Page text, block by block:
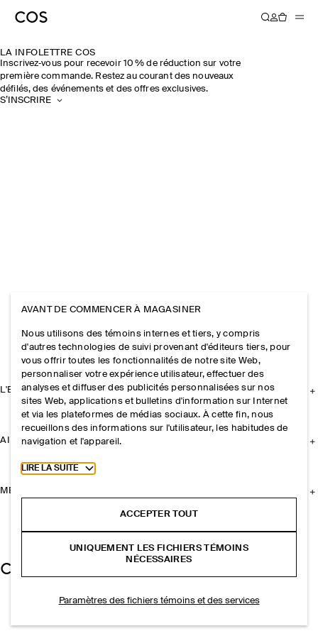
LA INFOLETTRE COS
Inscrivez‑vous pour recevoir 10 % de réduction sur votre
première commande. Restez au courant des nouveaux
défilés, des événements et des offres exclusives.
S’INSCRIRE
L'ENTREPRISE
AIDE
MENTIONS LÉGALES
AVANT DE COMMENCER À MAGASINER
Nous utilisons des témoins internes et tiers, y compris
d'autres technologies de suivi provenant d'éditeurs tiers, pour
vous offrir toutes les fonctionnalités de notre site Web,
personnaliser votre expérience utilisateur, effectuer des
analyses et diffuser des publicités personnalisées sur nos
sites Web, applications et bulletins d'information sur Internet
et via les plateformes de médias sociaux. À cette fin, nous
recueillons des informations sur l'utilisateur, les habitudes de
navigation et l'appareil.
Toggle more cookie information
LIRE LA SUITE
ACCEPTER TOUT
UNIQUEMENT LES FICHIERS TÉMOINS
NÉCESSAIRES
Paramètres des fichiers témoins et des services